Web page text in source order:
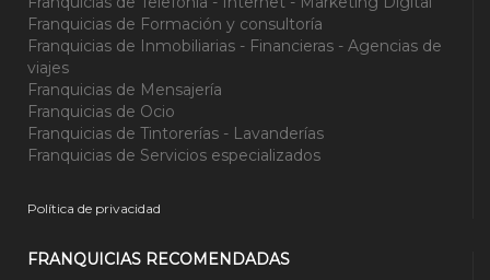
Franquicias de Formación y consultoría
Franquicias de Inmobiliarias - Financieras - Agencias de
viajes
Franquicias de Mensajería
Franquicias de Ocio
Franquicias de Tintorerías - Lavanderías
Franquicias de Servicios especializados
Política de privacidad
FRANQUICIAS RECOMENDADAS